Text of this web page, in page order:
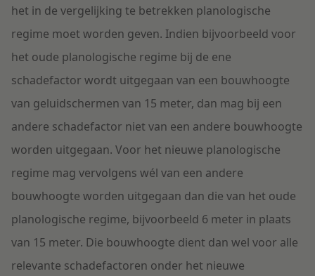
het in de vergelijking te betrekken planologische
regime moet worden geven. Indien bijvoorbeeld voor
het oude planologische regime bij de ene
schadefactor wordt uitgegaan van een bouwhoogte
van geluidschermen van 15 meter, dan mag bij een
andere schadefactor niet van een andere bouwhoogte
worden uitgegaan. Voor het nieuwe planologische
regime mag vervolgens wél van een andere
bouwhoogte worden uitgegaan dan die van het oude
planologische regime, bijvoorbeeld 6 meter in plaats
van 15 meter. Die bouwhoogte dient dan wel voor alle
relevante schadefactoren onder het nieuwe